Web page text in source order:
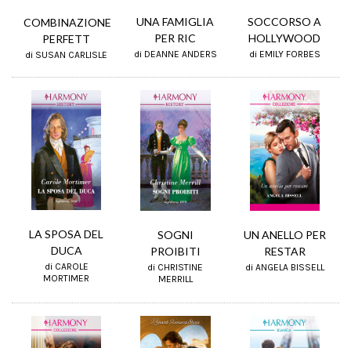
COMBINAZIONE
PERFETT
di SUSAN CARLISLE
UNA FAMIGLIA
PER RIC
di DEANNE ANDERS
SOCCORSO A
HOLLYWOOD
di EMILY FORBES
LA SPOSA DEL
DUCA
di CAROLE
MORTIMER
SOGNI
PROIBITI
di CHRISTINE
MERRILL
UN ANELLO PER
RESTAR
di ANGELA BISSELL